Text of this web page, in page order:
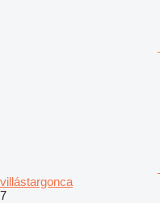
villástargonca
7